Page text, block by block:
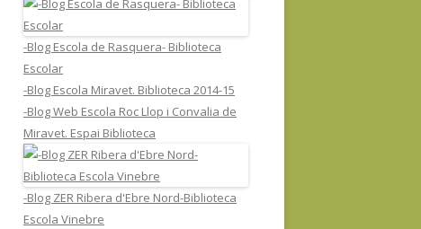
-Blog Escola de Rasquera- Biblioteca
Escolar
-Blog Escola Miravet. Biblioteca 2014-15
-Blog Web Escola Roc Llop i Convalia de
Miravet. Espai Biblioteca
-Blog ZER Ribera d'Ebre Nord-Biblioteca
Escola Vinebre